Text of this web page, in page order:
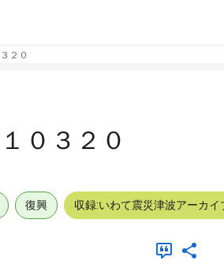
２０
０３２０
復興 収録:いわて震災津波アーカイ